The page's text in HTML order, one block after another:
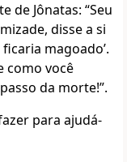
de Jônatas: “Seu
disse a si
magoado’.
como você
da morte!”.
para ajudá-